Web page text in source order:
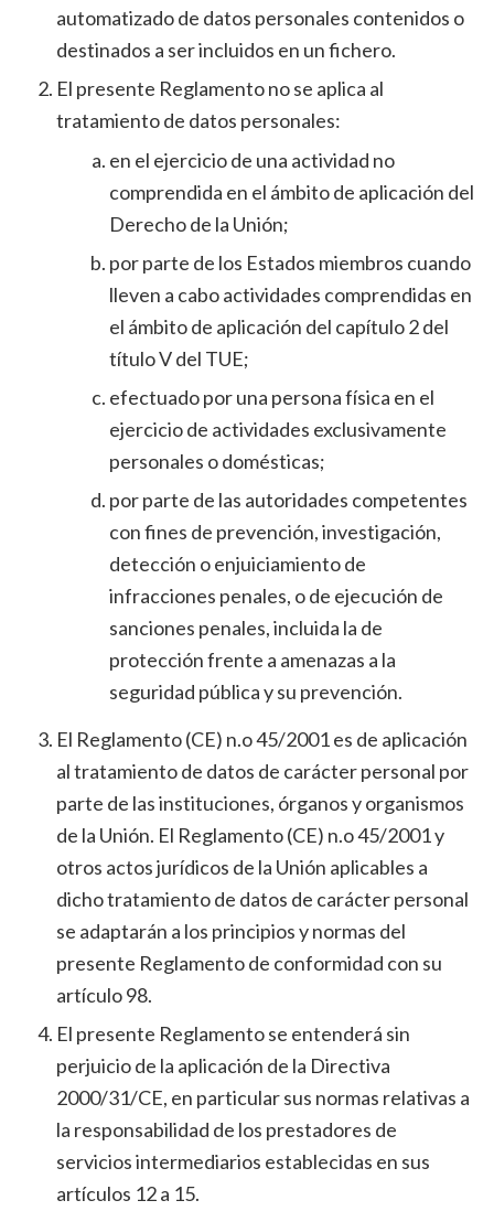
automatizado de datos personales contenidos o
destinados a ser incluidos en un fichero.
El presente Reglamento no se aplica al
tratamiento de datos personales:
en el ejercicio de una actividad no
comprendida en el ámbito de aplicación del
Derecho de la Unión;
por parte de los Estados miembros cuando
lleven a cabo actividades comprendidas en
el ámbito de aplicación del capítulo 2 del
título V del TUE;
efectuado por una persona física en el
ejercicio de actividades exclusivamente
personales o domésticas;
por parte de las autoridades competentes
con fines de prevención, investigación,
detección o enjuiciamiento de
infracciones penales, o de ejecución de
sanciones penales, incluida la de
protección frente a amenazas a la
seguridad pública y su prevención.
El Reglamento (CE) n.o 45/2001 es de aplicación
al tratamiento de datos de carácter personal por
parte de las instituciones, órganos y organismos
de la Unión. El Reglamento (CE) n.o 45/2001 y
otros actos jurídicos de la Unión aplicables a
dicho tratamiento de datos de carácter personal
se adaptarán a los principios y normas del
presente Reglamento de conformidad con su
artículo 98.
El presente Reglamento se entenderá sin
perjuicio de la aplicación de la Directiva
2000/31/CE, en particular sus normas relativas a
la responsabilidad de los prestadores de
servicios intermediarios establecidas en sus
artículos 12 a 15.